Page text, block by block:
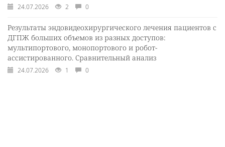
24.07.2026 2 0
Результаты эндовидеохирургического лечения пациентов с
ДГПЖ больших объемов из разных доступов:
мультипортового, монопортового и робот-
ассистированного. Сравнительный анализ
24.07.2026 1 0